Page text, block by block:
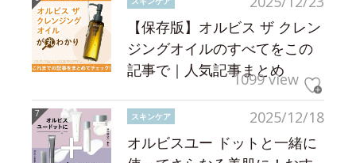
【保存版】オルビス ザ クレン
ジングオイルのすべてをこの
記事で｜人気記事まとめ
1099 view
2025/12/18
スキンケア
オルビスユー ドットと一緒に